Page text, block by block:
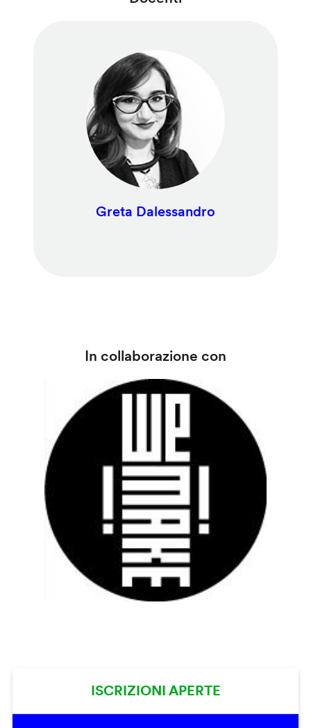
Greta Dalessandro
In collaborazione con
ISCRIZIONI APERTE